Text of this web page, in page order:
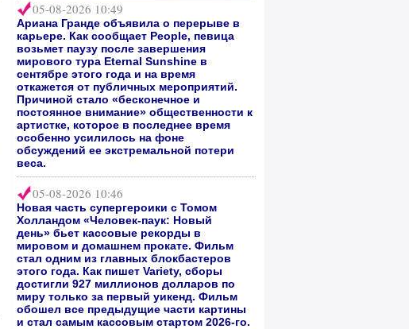
05-08-2026 10:49
Ариана Гранде объявила о перерыве в
карьере. Как сообщает People, певица
возьмет паузу после завершения
мирового тура Eternal Sunshine в
сентябре этого года и на время
откажется от публичных мероприятий.
Причиной стало «бесконечное и
постоянное внимание» общественности к
артистке, которое в последнее время
особенно усилилось на фоне
обсуждений ее экстремальной потери
веса.
05-08-2026 10:46
Новая часть супергероики с Томом
Холландом «Человек-паук: Новый
день» бьет кассовые рекорды в
мировом и домашнем прокате. Фильм
стал одним из главных блокбастеров
этого года. Как пишет Variety, сборы
достигли 927 миллионов долларов по
миру только за первый уикенд. Фильм
обошел все предыдущие части картины
и стал самым кассовым стартом 2026-го.